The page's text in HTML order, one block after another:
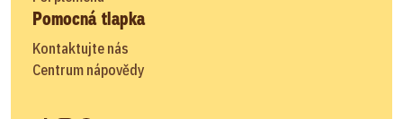
Pomocná tlapka
Kontaktujte nás
Centrum nápovědy